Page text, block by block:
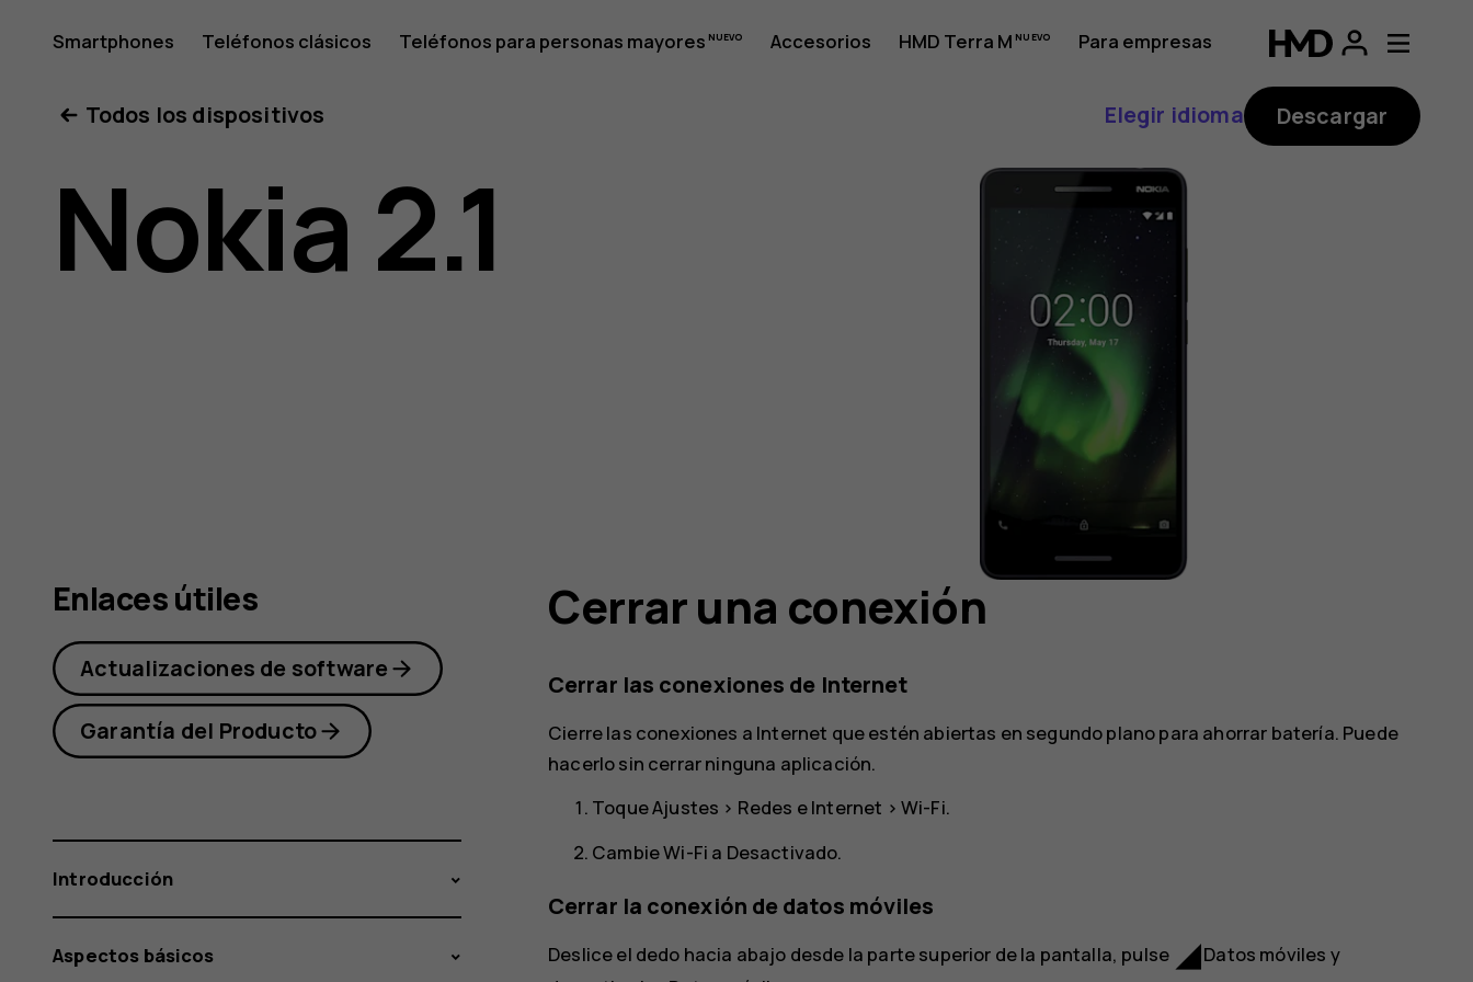
Guía
del
usuario
2.1
Smartphones Teléfonos clásicos Teléfonos para personas mayores Accesorios HMD Terra M
Para empresas
Todos los dispositivos
Elegir idioma Descargar
Nokia 2.1
Cerrar una conexión
Cerrar las conexiones de Internet
Cierre las conexiones a Internet que estén abiertas en segundo plano para ahorrar batería. Puede
hacerlo sin cerrar ninguna aplicación.
ToqueAjustes > Redes e Internet > Wi-Fi.
CambieWi-Fi a Desactivado.
Cerrar la conexión de datos móviles
Deslice el dedo hacia abajo desde la parte superior de la pantalla, pulse network_cell Datos móviles y
Enlaces útiles
Actualizaciones de software
Garantía del Producto
Introducción
Aspectos básicos